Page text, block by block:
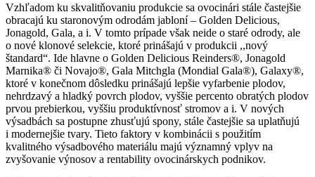
Vzhľadom ku skvalitňovaniu produkcie sa ovocinári stále častejšie
obracajú ku staronovým odrodám jabloní – Golden Delicious,
Jonagold, Gala, a i. V tomto prípade však neide o staré odrody, ale
o nové klonové selekcie, ktoré prinášajú v produkcii ,,nový
štandard“. Ide hlavne o Golden Delicious Reinders®, Jonagold
Marnika® či Novajo®, Gala Mitchgla (Mondial Gala®), Galaxy®,
ktoré v konečnom dôsledku prinášajú lepšie vyfarbenie plodov,
nehrdzavý a hladký povrch plodov, vyššie percento obratých plodov
prvou prebierkou, vyššiu produktívnosť stromov a i. V nových
výsadbách sa postupne zhusťujú spony, stále častejšie sa uplatňujú
i modernejšie tvary. Tieto faktory v kombinácii s použitím
kvalitného výsadbového materiálu majú významný vplyv na
zvyšovanie výnosov a rentability ovocinárskych podnikov.